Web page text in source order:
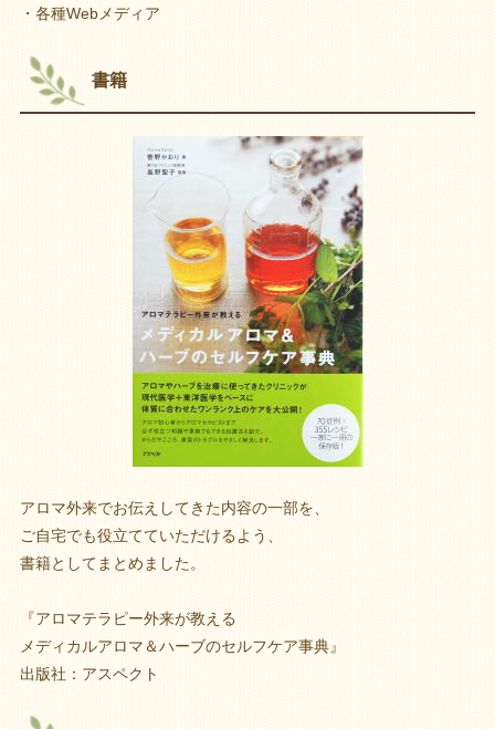
・各種Webメディア
書籍
アロマ外来でお伝えしてきた内容の一部を、
ご自宅でも役立てていただけるよう、
書籍としてまとめました。
『アロマテラピー外来が教える
メディカルアロマ＆ハーブのセルフケア事典』
出版社：アスペクト